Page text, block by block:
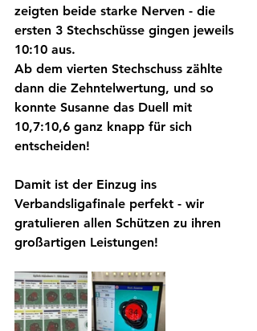
zeigten beide starke Nerven - die
ersten 3 Stechschüsse gingen jeweils
10:10 aus.
Ab dem vierten Stechschuss zählte
dann die Zehntelwertung, und so
konnte Susanne das Duell mit
10,7:10,6 ganz knapp für sich
entscheiden!
Damit ist der Einzug ins
Verbandsligafinale perfekt - wir
gratulieren allen Schützen zu ihren
großartigen Leistungen!